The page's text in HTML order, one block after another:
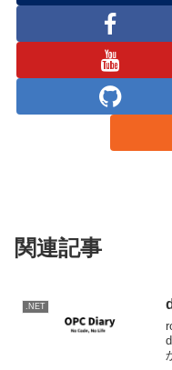
関連記事
.NET